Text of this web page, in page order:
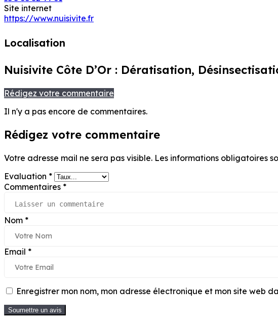
Site internet
https://www.nuisivite.fr
Localisation
Nuisivite Côte D’Or : Dératisation,
Rédigez votre commentaire
Il n'y a pas encore de commentaires.
Rédigez votre commentaire
Votre adresse mail ne sera pas visible. Les informations obligatoires
Evaluation *
Commentaires *
Nom *
Email *
Enregistrer mon nom, mon adresse électronique et mon site web
Soumettre un avis